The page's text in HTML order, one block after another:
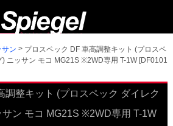
サン
プロスペック DF 車高調整キット (プロスペ
ニッサン モコ MG21S ※2WD専用 T-1W [DF0101
調整キット (プロスペック ダイレク
サン モコ MG21S ※2WD専用 T-1W